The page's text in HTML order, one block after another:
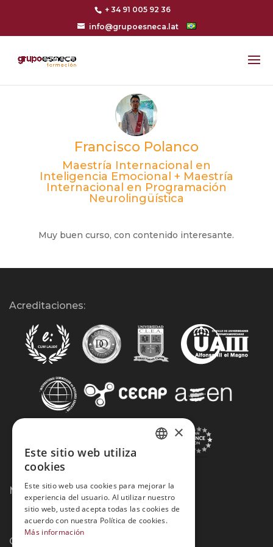
+ 34 91 005 92 36
info@grupoesneca.lat
Francisco Polanco
Maestría Internacional en
Inteligencia Emocional + Maestría
Internacional en Programación
Neurolingüística
Muy buen curso, con contenido interesante.
Acreditaciones:
Métodos de Pago:
Contacto:
×
Este sitio web utiliza
cookies
Este sitio web usa cookies para mejorar la
experiencia del usuario. Al utilizar nuestro
sitio web, usted acepta todas las cookies de
acuerdo con nuestra Política de cookies.
Más información